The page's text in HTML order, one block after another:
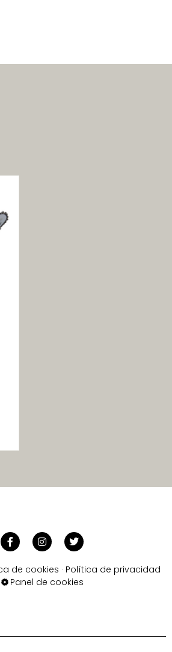
de cookies · Política de privacidad
Panel de cookies